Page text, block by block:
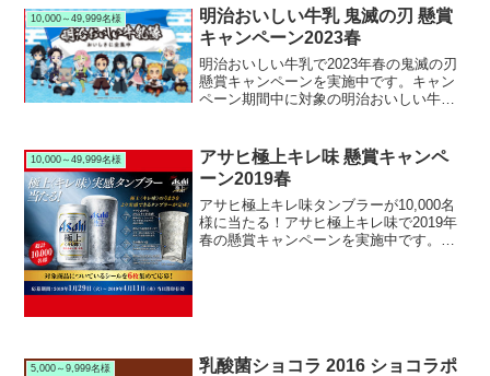
木坂46グッズが当たります。
10,000～49,999名様
明治おいしい牛乳 鬼滅の刃 懸賞
キャンペーン2023春
明治おいしい牛乳で2023年春の鬼滅の刃
懸賞キャンペーンを実施中です。キャン
ペーン期間中に対象の明治おいしい牛乳
が当たります。
10,000～49,999名様
アサヒ極上キレ味 懸賞キャンペ
ーン2019春
アサヒ極上キレ味タンブラーが10,000名
様に当たる！アサヒ極上キレ味で2019年
春の懸賞キャンペーンを実施中です。キ
5,000～9,999名様
乳酸菌ショコラ 2016 ショコラポ